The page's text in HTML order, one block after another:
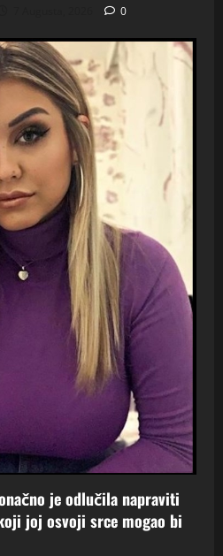
0
je odlučila napraviti
joj osvoji srce mogao bi